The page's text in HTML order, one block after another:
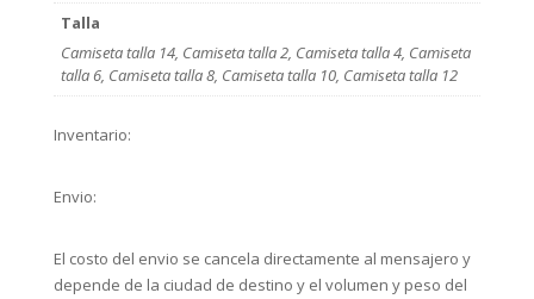
Talla
Camiseta talla 14, Camiseta talla 2, Camiseta talla 4, Camiseta
talla 6, Camiseta talla 8, Camiseta talla 10, Camiseta talla 12
Inventario:
Envio:
El costo del envio se cancela directamente al mensajero y
depende de la ciudad de destino y el volumen y peso del